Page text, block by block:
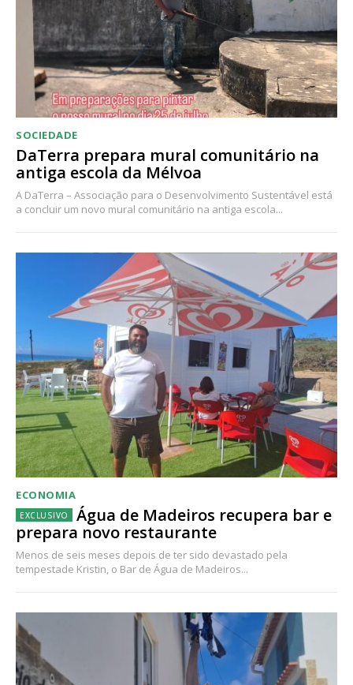
SOCIEDADE
DaTerra prepara mural comunitário na
antiga escola da Mélvoa
A DaTerra – Associação para o Desenvolvimento Sustentável está
a concluir um novo mural comunitário na antiga escola...
ECONOMIA
Água de Madeiros recupera bar e
prepara novo restaurante
Menos de seis meses depois de ter sido devastado pela
tempestade Kristin, o Bar de Água de Madeiros...